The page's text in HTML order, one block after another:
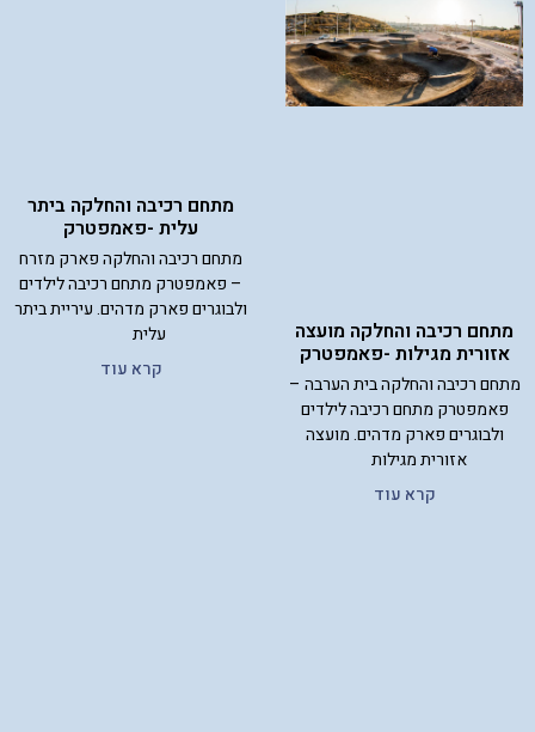
מתחם רכיבה והחלקה מועצה
אזורית מגילות -פאמפטרק
מתחם רכיבה והחלקה בית הערבה –
פאמפטרק מתחם רכיבה לילדים
ולבוגרים פארק מדהים. מועצה
אזורית מגילות
קרא עוד
מתחם רכיבה והחלקה ביתר
עלית -פאמפטרק
מתחם רכיבה והחלקה פארק מזרח
– פאמפטרק מתחם רכיבה לילדים
ולבוגרים פארק מדהים. עיריית ביתר
עלית
קרא עוד